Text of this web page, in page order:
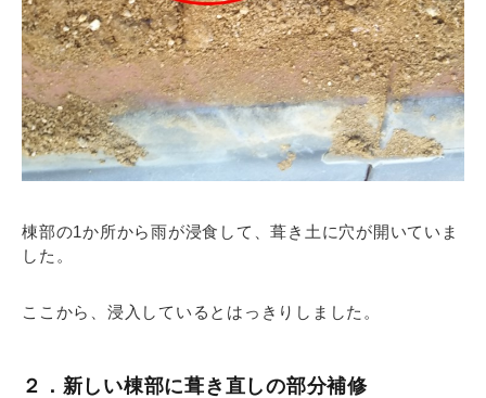
棟部の1か所から雨が浸食して、葺き土に穴が開いていま
した。
ここから、浸入しているとはっきりしました。
２．新しい棟部に葺き直しの部分補修